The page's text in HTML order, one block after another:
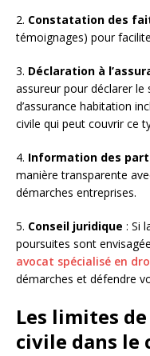
2. Constatation des
témoignages) pour
3. Déclaration à
assureur pour déclarer
d’assurance habitation
civile qui peut couvrir ce
4. Information des
manière transparente
démarches entreprises.
5. Conseil juridique : Si
poursuites sont
avocat spécialisé en
démarches et défendre
Les limites
civile dans le